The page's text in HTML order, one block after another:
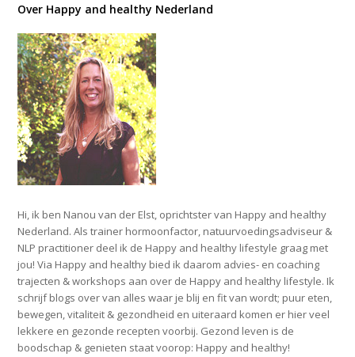
Over Happy and healthy Nederland
Hi, ik ben Nanou van der Elst, oprichtster van Happy and healthy
Nederland. Als trainer hormoonfactor, natuurvoedingsadviseur &
NLP practitioner deel ik de Happy and healthy lifestyle graag met
jou! Via Happy and healthy bied ik daarom advies- en coaching
trajecten & workshops aan over de Happy and healthy lifestyle. Ik
schrijf blogs over van alles waar je blij en fit van wordt; puur eten,
bewegen, vitaliteit & gezondheid en uiteraard komen er hier veel
lekkere en gezonde recepten voorbij. Gezond leven is de
boodschap & genieten staat voorop: Happy and healthy!